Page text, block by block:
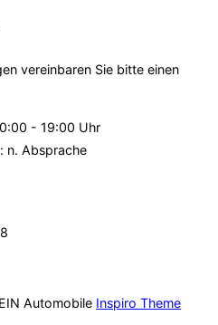
vereinbaren Sie bitte einen
- 19:00 Uhr
n. Absprache
Automobile Inspiro Theme